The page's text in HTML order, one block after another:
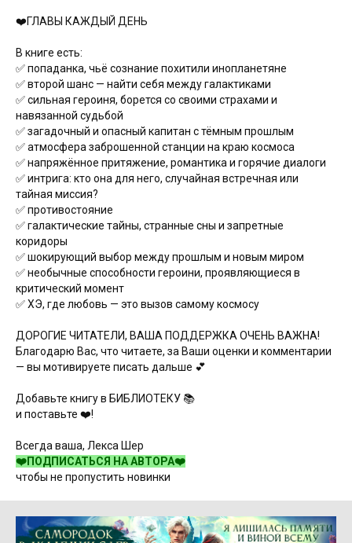
❤️ГЛАВЫ КАЖДЫЙ ДЕНЬ
В книге есть:
✅ попаданка, чьё сознание похитили инопланетяне
✅ второй шанс — найти себя между галактиками
✅ сильная героиня, борется со своими страхами и
навязанной судьбой
✅ загадочный и опасный капитан с тёмным прошлым
✅ атмосфера заброшенной станции на краю космоса
✅ напряжённое притяжение, романтика и горячие диалоги
✅ интрига: кто она для него, случайная встречная или
тайная миссия?
✅ противостояние
✅ галактические тайны, странные сны и запретные
коридоры
✅ шокирующий выбор между прошлым и новым миром
✅ необычные способности героини, проявляющиеся в
критический момент
✅ ХЭ, где любовь — это вызов самому космосу
ДОРОГИЕ ЧИТАТЕЛИ, ВАША ПОДДЕРЖКА ОЧЕНЬ ВАЖНА!
Благодарю Вас, что читаете, за Ваши оценки и комментарии
— вы мотивируете писать дальше 💕
Добавьте книгу в БИБЛИОТЕКУ 📚
и поставьте ❤️!
Всегда ваша, Лекса Шер
❤️ПОДПИСАТЬСЯ НА АВТОРА❤️
чтобы не пропустить новинки